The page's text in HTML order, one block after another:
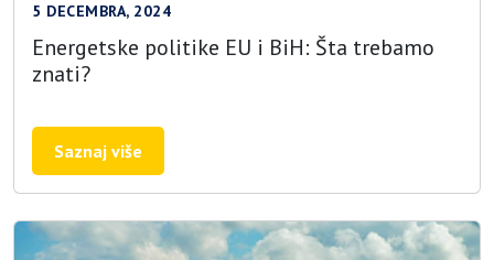
5 DECEMBRA, 2024
Energetske politike EU i BiH: Šta trebamo
znati?
Saznaj više